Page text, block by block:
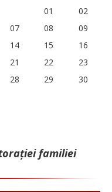
01
02
07 08
09
14 15
16
21 22
23
28 29
30
familiei